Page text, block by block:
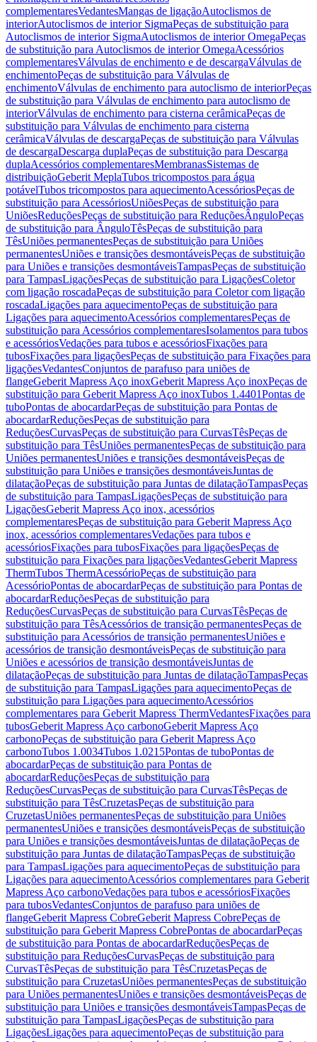
complementaresVedantesMangas de ligaçãoAutoclismos de
interiorAutoclismos de interior SigmaPeças de substituição para
Autoclismos de interior SigmaAutoclismos de interior OmegaPeças
de substituição para Autoclismos de interior OmegaAcessórios
complementaresVálvulas de enchimento e de descargaVálvulas de
enchimentoPeças de substituição para Válvulas de
enchimentoVálvulas de enchimento para autoclismo de interiorPeças
de substituição para Válvulas de enchimento para autoclismo de
interiorVálvulas de enchimento para cisterna cerâmicaPeças de
substituição para Válvulas de enchimento para cisterna
cerâmicaVálvulas de descargaPeças de substituição para Válvulas
de descargaDescarga duplaPeças de substituição para Descarga
duplaAcessórios complementaresMembranasSistemas de
distribuiçãoGeberit MeplaTubos tricompostos para água
potávelTubos tricompostos para aquecimentoAcessóriosPeças de
substituição para AcessóriosUniõesPeças de substituição para
UniõesReduçõesPeças de substituição para ReduçõesÂnguloPeças
de substituição para ÂnguloTêsPeças de substituição para
TêsUniões permanentesPeças de substituição para Uniões
permanentesUniões e transições desmontáveisPeças de substituição
para Uniões e transições desmontáveisTampasPeças de substituição
para TampasLigaçõesPeças de substituição para LigaçõesColetor
com ligação roscadaPeças de substituição para Coletor com ligação
roscadaLigações para aquecimentoPeças de substituição para
Ligações para aquecimentoAcessórios complementaresPeças de
substituição para Acessórios complementaresIsolamentos para tubos
e acessóriosVedações para tubos e acessóriosFixações para
tubosFixações para ligaçõesPeças de substituição para Fixações para
ligaçõesVedantesConjuntos de parafuso para uniões de
flangeGeberit Mapress Aço inoxGeberit Mapress Aço inoxPeças de
substituição para Geberit Mapress Aço inoxTubos 1.4401Pontas de
tuboPontas de abocardarPeças de substituição para Pontas de
abocardarReduçõesPeças de substituição para
ReduçõesCurvasPeças de substituição para CurvasTêsPeças de
substituição para TêsUniões permanentesPeças de substituição para
Uniões permanentesUniões e transições desmontáveisPeças de
substituição para Uniões e transições desmontáveisJuntas de
dilataçãoPeças de substituição para Juntas de dilataçãoTampasPeças
de substituição para TampasLigaçõesPeças de substituição para
LigaçõesGeberit Mapress Aço inox, acessórios
complementaresPeças de substituição para Geberit Mapress Aço
inox, acessórios complementaresVedações para tubos e
acessóriosFixações para tubosFixações para ligaçõesPeças de
substituição para Fixações para ligaçõesVedantesGeberit Mapress
ThermTubos ThermAcessórioPeças de substituição para
AcessórioPontas de abocardarPeças de substituição para Pontas de
abocardarReduçõesPeças de substituição para
ReduçõesCurvasPeças de substituição para CurvasTêsPeças de
substituição para TêsAcessórios de transição permanentesPeças de
substituição para Acessórios de transição permanentesUniões e
acessórios de transição desmontáveisPeças de substituição para
Uniões e acessórios de transição desmontáveisJuntas de
dilataçãoPeças de substituição para Juntas de dilataçãoTampasPeças
de substituição para TampasLigações para aquecimentoPeças de
substituição para Ligações para aquecimentoAcessórios
complementares para Geberit Mapress ThermVedantesFixações para
tubosGeberit Mapress Aço carbonoGeberit Mapress Aço
carbonoPeças de substituição para Geberit Mapress Aço
carbonoTubos 1.0034Tubos 1.0215Pontas de tuboPontas de
abocardarPeças de substituição para Pontas de
abocardarReduçõesPeças de substituição para
ReduçõesCurvasPeças de substituição para CurvasTêsPeças de
substituição para TêsCruzetasPeças de substituição para
CruzetasUniões permanentesPeças de substituição para Uniões
permanentesUniões e transições desmontáveisPeças de substituição
para Uniões e transições desmontáveisJuntas de dilataçãoPeças de
substituição para Juntas de dilataçãoTampasPeças de substituição
para TampasLigações para aquecimentoPeças de substituição para
Ligações para aquecimentoAcessórios complementares para Geberit
Mapress Aço carbonoVedações para tubos e acessóriosFixações
para tubosVedantesConjuntos de parafuso para uniões de
flangeGeberit Mapress CobreGeberit Mapress CobrePeças de
substituição para Geberit Mapress CobrePontas de abocardarPeças
de substituição para Pontas de abocardarReduçõesPeças de
substituição para ReduçõesCurvasPeças de substituição para
CurvasTêsPeças de substituição para TêsCruzetasPeças de
substituição para CruzetasUniões permanentesPeças de substituição
para Uniões permanentesUniões e transições desmontáveisPeças de
substituição para Uniões e transições desmontáveisTampasPeças de
substituição para TampasLigaçõesPeças de substituição para
LigaçõesLigações para aquecimentoPeças de substituição para